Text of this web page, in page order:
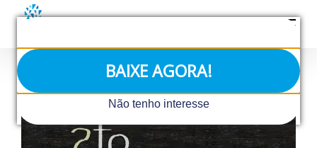
BAIXE AGORA!
Não tenho interesse
conteúdo